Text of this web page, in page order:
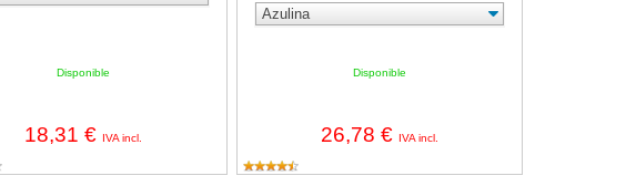
Disponible
18,31 € IVA incl.
Disponible
26,78 € IVA incl.